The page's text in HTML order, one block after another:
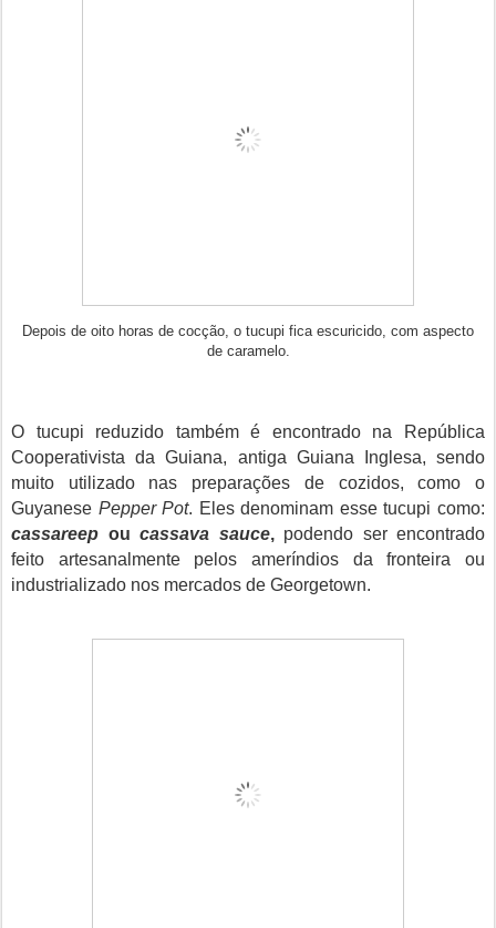
Depois de oito horas de cocção, o tucupi fica escuricido, com aspecto
de caramelo.
O tucupi reduzido também é encontrado na República
Cooperativista da Guiana, antiga Guiana Inglesa, sendo
muito utilizado nas preparações de cozidos, como o
Guyanese Pepper Pot. Eles denominam esse tucupi como:
cassareep ou cassava sauce, podendo ser encontrado
feito artesanalmente pelos ameríndios da fronteira ou
industrializado nos mercados de Georgetown.